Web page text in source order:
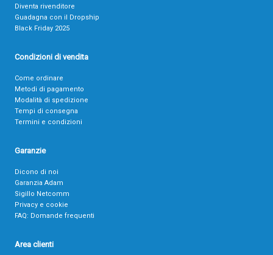
Diventa rivenditore
Guadagna con il Dropship
Black Friday 2025
Condizioni di vendita
Come ordinare
Metodi di pagamento
Modalità di spedizione
Tempi di consegna
Termini e condizioni
Garanzie
Dicono di noi
Garanzia Adam
Sigillo Netcomm
Privacy e cookie
FAQ: Domande frequenti
Area clienti